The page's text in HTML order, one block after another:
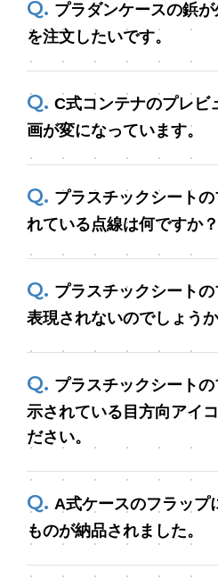
プラダンケースの鋲
を注文したいです。
C式コンテナのプレビ
画が変になっています。
プラスチックシート
れている点線は何ですか？
プラスチックシート
表現されないのでしょう
プラスチックシート
示されている目方向アイ
ださい。
A式ケースのフラップ
ものが納品されました。